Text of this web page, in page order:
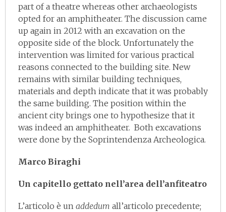
part of a theatre whereas other archaeologists
opted for an amphitheater. The discussion came
up again in 2012 with an excavation on the
opposite side of the block. Unfortunately the
intervention was limited for various practical
reasons connected to the building site. New
remains with similar building techniques,
materials and depth indicate that it was probably
the same building. The position within the
ancient city brings one to hypothesize that it
was indeed an amphitheater. Both excavations
were done by the Soprintendenza Archeologica.
Marco Biraghi
Un capitello gettato nell’area dell’anfiteatro
L’articolo è un addedum all’articolo precedente;